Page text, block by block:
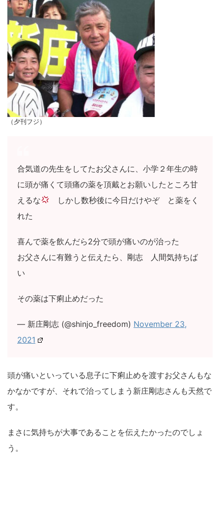
（夕刊フジ）
合気道の先生をしてたお父さんに、小学２年生の時
に頭が痛くて頭痛の薬を頂戴とお願いしたところ甘
えるな
しかし数秒後に今日だけやぞ と薬をく
れた
喜んで薬を飲んだら2分で頭が痛いのが治った
お父さんに有難うと伝えたら、剛志 人間気持ちば
い
その薬は下痢止めだった
— 新庄剛志 (@shinjo_freedom) November 23,
2021
頭が痛いといっている息子に下痢止めを渡すお父さんもな
かなかですが、それで治ってしまう新庄剛志さんも天然で
す。
まさに気持ちが大事であることを伝えたかったのでしょ
う。